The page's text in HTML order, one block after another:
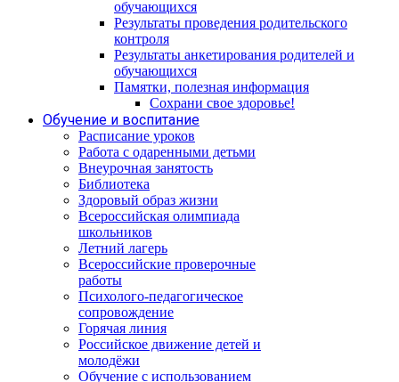
обучающихся
Результаты проведения родительского
контроля
Результаты анкетирования родителей и
обучающихся
Памятки, полезная информация
Сохрани свое здоровье!
Обучение и воспитание
Расписание уроков
Работа с одаренными детьми
Внеурочная занятость
Библиотека
Здоровый образ жизни
Всероссийская олимпиада
школьников
Летний лагерь
Всероссийские проверочные
работы
Психолого-педагогическое
сопровождение
Горячая линия
Российское движение детей и
молодёжи
Обучение с использованием